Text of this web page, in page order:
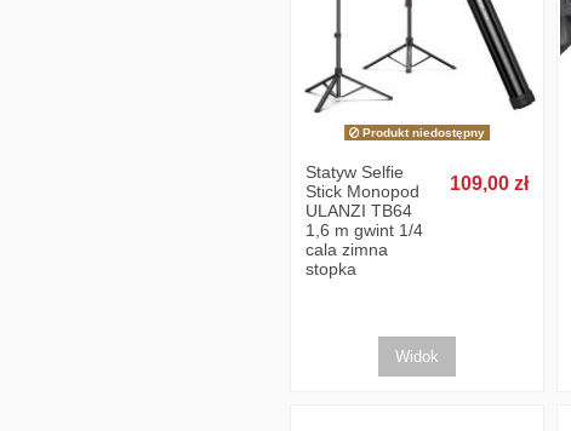
Produkt niedostępny
Statyw Selfie
Stick Monopod
ULANZI TB64
1,6 m gwint 1/4
cala zimna
stopka
109,00 zł
Widok